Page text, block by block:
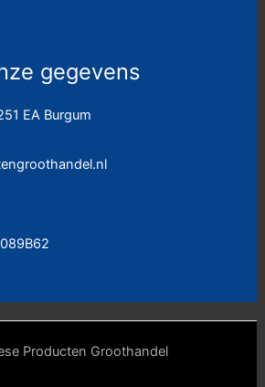
gegevens
EA Burgum
Producten Groothandel